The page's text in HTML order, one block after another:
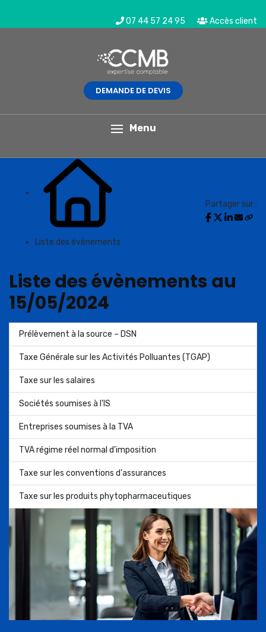
07 44 57 24 95 Accès client
DEMANDE DE DEVIS
Menu
L'actualité du mois
Liste des évènements
Partager sur :
Liste des évènements au
15/05/2024
Prélèvement à la source – DSN
Taxe Générale sur les Activités Polluantes (TGAP)
Taxe sur les salaires
Sociétés soumises à l'IS
Entreprises soumises à la TVA
TVA régime réel normal d'imposition
Taxe sur les conventions d'assurances
Taxe sur les produits phytopharmaceutiques